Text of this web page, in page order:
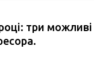
три можливі